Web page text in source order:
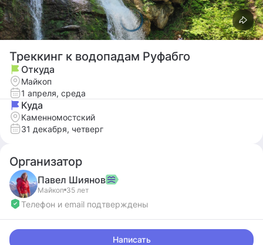
Треккинг к водопадам Руфабго
Откуда
Майкоп
1 апреля, среда
Куда
Каменномостский
31 декабря, четверг
Организатор
Павел Шиянов
Майкоп 35 лет
Телефон и email подтверждены
Написать